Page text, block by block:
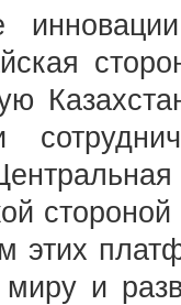
этих
миру и